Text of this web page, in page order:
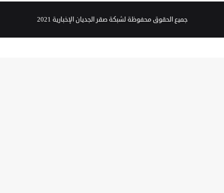
جميع الحقوق محفوظة لشبكة صقر الجديان الإخبارية 2021